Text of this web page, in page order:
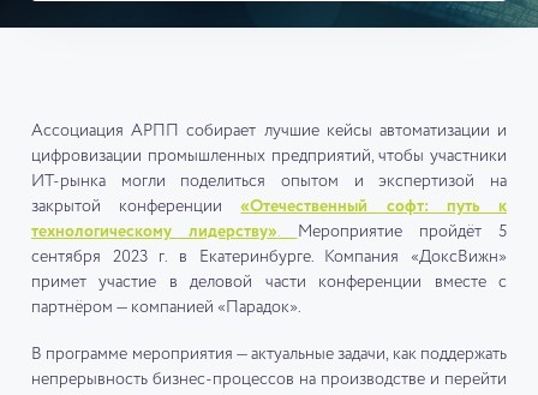
Ассоциация АРПП собирает лучшие кейсы автоматизации и
цифровизации промышленных предприятий, чтобы участники
ИТ-рынка могли поделиться опытом и экспертизой на
закрытой конференции«Отечественный софт: путь к
технологическому лидерству».
Мероприятие пройдёт 5
сентября 2023 г. в Екатеринбурге. Компания «ДоксВижн»
примет участие в деловой части конференции вместе с
партнёром — компанией «Парадок».
В программе мероприятия — актуальные задачи, как поддержать
непрерывность бизнес-процессов на производстве и перейти